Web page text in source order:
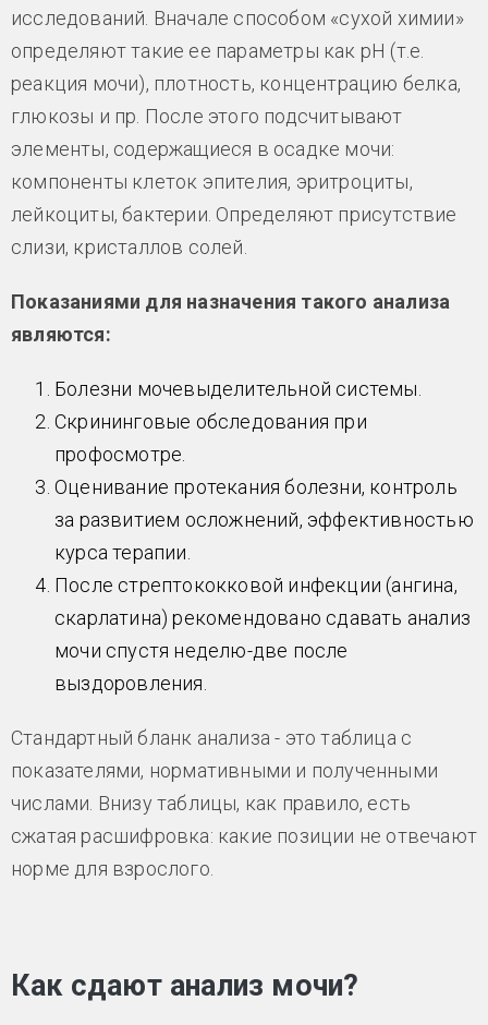
исследований. Вначале способом «сухой химии»
определяют такие ее параметры как рН (т.е.
реакция мочи), плотность, концентрацию белка,
глюкозы и пр. После этого подсчитывают
элементы, содержащиеся в осадке мочи:
компоненты клеток эпителия, эритроциты,
лейкоциты, бактерии. Определяют присутствие
слизи, кристаллов солей.
Показаниями для назначения такого анализа
являются:
Болезни мочевыделительной системы.
Скрининговые обследования при
профосмотре.
Оценивание протекания болезни, контроль
за развитием осложнений, эффективностью
курса терапии.
После стрептококковой инфекции (ангина,
скарлатина) рекомендовано сдавать анализ
мочи спустя неделю-две после
выздоровления.
Стандартный бланк анализа - это таблица с
показателями, нормативными и полученными
числами. Внизу таблицы, как правило, есть
сжатая расшифровка: какие позиции не отвечают
норме для взрослого.
Как сдают анализ мочи?